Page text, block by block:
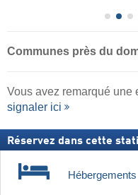
Communes près du
Vous avez remarqué une
signaler ici
Réservez dans cette
Hébergements